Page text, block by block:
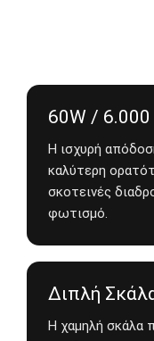
60W / 6.000
Η ισχυρή
καλύτερη
σκοτεινές
φωτισμό.
Διπλή
Η χαμηλή σκάλα